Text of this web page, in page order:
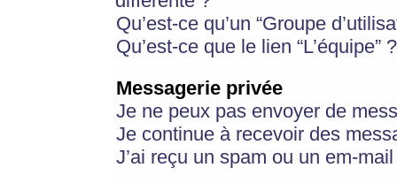
Qu’est-ce qu’un “Groupe
Qu’est-ce que le lien “L’équipe” ?
Messagerie privée
Je ne peux pas envoyer de
Je continue à recevoir des
J’ai reçu un spam ou un em-